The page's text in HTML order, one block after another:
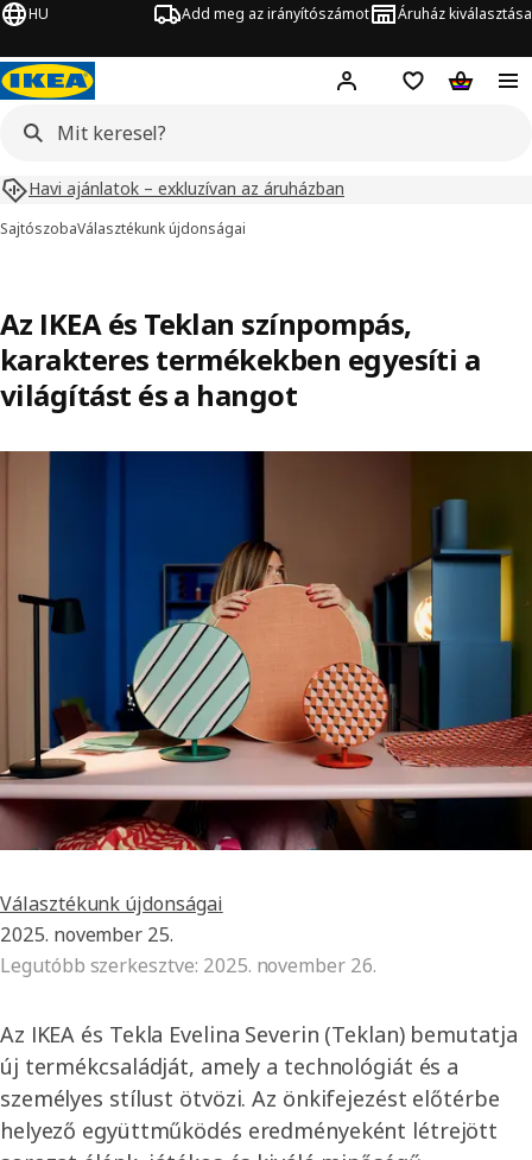
HU Add meg az irányítószámot Áruház kiválasztása
Hej! Bejelentkezés
Bevásárlólista
Kosár
Havi ajánlatok – exkluzívan az áruházban
SajtószobaVálasztékunk újdonságai
Az IKEA és Teklan színpompás,
karakteres termékekben egyesíti a
világítást és a hangot
Választékunk újdonságai
2025. november 25.
Legutóbb szerkesztve: 2025. november 26.
Az IKEA és Tekla Evelina Severin (Teklan) bemutatja
új termékcsaládját, amely a technológiát és a
személyes stílust ötvözi. Az önkifejezést előtérbe
helyező együttműködés eredményeként létrejött